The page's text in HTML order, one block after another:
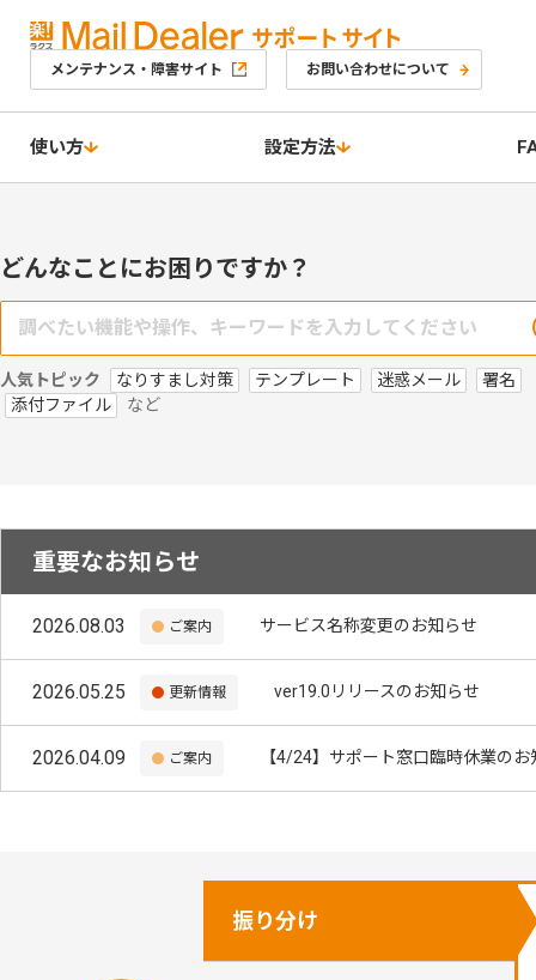
メンテナンス・障害サイト お問い合わせについて
使い方 設定方法
どんなことにお困りですか？
人気トピック なりすまし対策 テンプレート 迷惑メール
署名
添付ファイル
など
重要なお知らせ
2026.08.03 ご案内 サービス名称変更のお知らせ
2026.05.25 更新情報 ver19.0リリースのお知らせ
2026.04.09 ご案内 【4/24】サポート窓口臨時休業のお
振り分け